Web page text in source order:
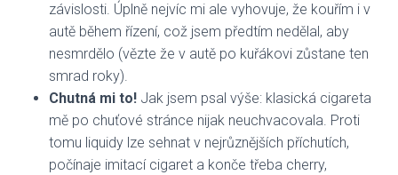
závislosti. Úplně nejvíc mi ale vyhovuje, že kouřím i v
autě během řízení, což jsem předtím nedělal, aby
nesmrdělo (vězte že v autě po kuřákovi zůstane ten
smrad roky).
Chutná mi to! Jak jsem psal výše: klasická cigareta
mě po chuťové stránce nijak neuchvacovala. Proti
tomu liquidy lze sehnat v nejrůznějších příchutích,
počínaje imitací cigaret a konče třeba cherry,